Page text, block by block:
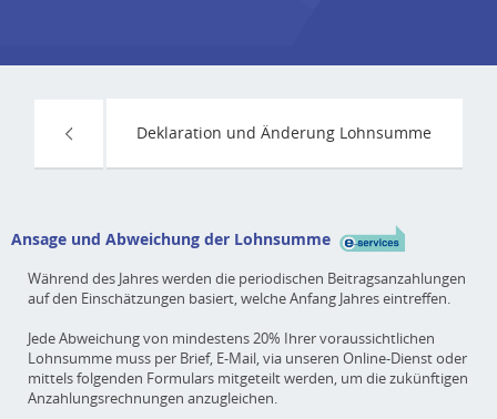
Deklaration und Änderung Lohnsumme
Ansage und Abweichung der Lohnsumme
Während des Jahres werden die periodischen Beitragsanzahlungen
auf den Einschätzungen basiert, welche Anfang Jahres eintreffen.
Jede Abweichung von mindestens 20% Ihrer voraussichtlichen
Lohnsumme muss per Brief, E-Mail, via unseren Online-Dienst oder
mittels folgenden Formulars mitgeteilt werden, um die zukünftigen
Anzahlungsrechnungen anzugleichen.